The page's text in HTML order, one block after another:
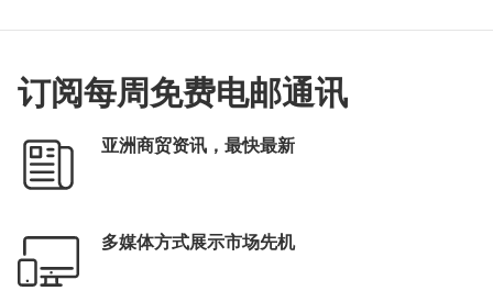
订阅每周免费电邮通讯
亚洲商贸资讯，最快最新
多媒体方式展示市场先机